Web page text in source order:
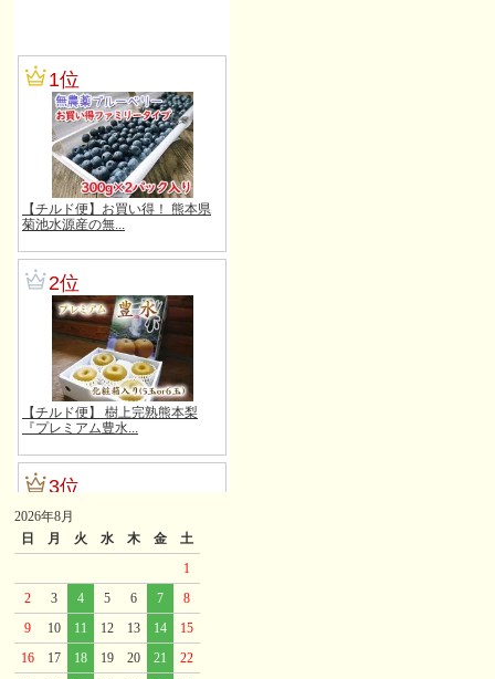
2026年8月
日
月 火 水 木 金
土
1
2
3 4 5 6 7
8
9
10 11 12 13 14
15
16
17 18 19 20 21
22